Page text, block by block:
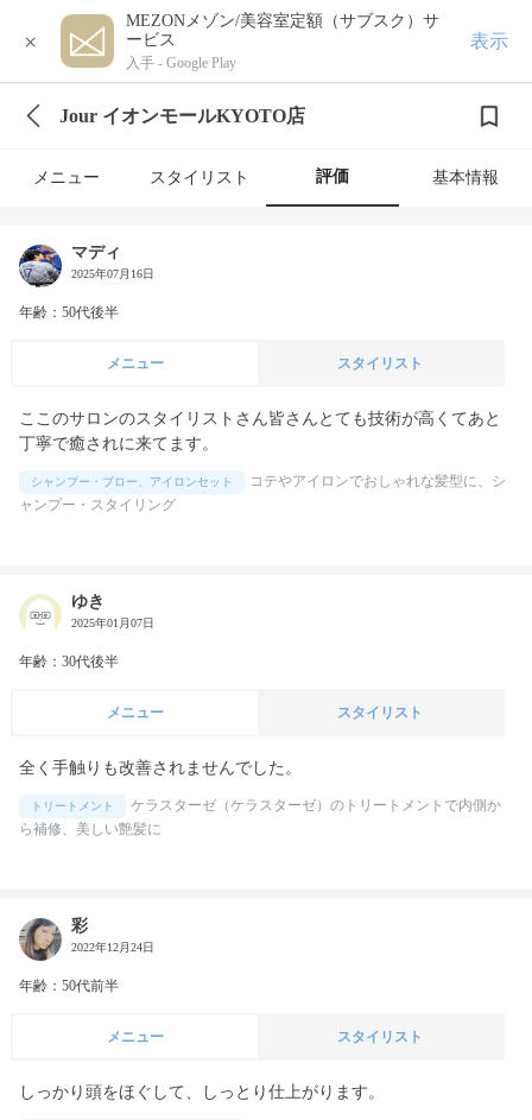
×
MEZONメゾン/美容室定額（サブスク）サ
ービス
入手 - Google Play
表示
Jour イオンモールKYOTO店
メニュー スタイリスト 評価 基本情報
マディ
2025年07月16日
年齢：50代後半
メニュー スタイリスト
ここのサロンのスタイリストさん皆さんとても技術が高くてあと
丁寧で癒されに来てます。
シャンプー・ブロー、アイロンセット
コテやアイロンでおしゃれな髪型に、シ
ャンプー・スタイリング
ゆき
2025年01月07日
年齢：30代後半
メニュー スタイリスト
全く手触りも改善されませんでした。
トリートメント
ケラスターゼ（ケラスターゼ）のトリートメントで内側か
ら補修、美しい艶髪に
彩
2022年12月24日
年齢：50代前半
メニュー スタイリスト
しっかり頭をほぐして、しっとり仕上がります。